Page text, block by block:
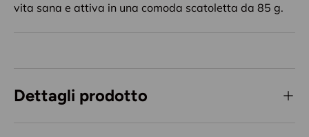
vita sana e attiva in una comoda scatoletta da 85 g.
Dettagli prodotto